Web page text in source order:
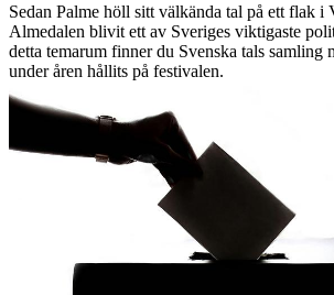
Sedan Palme höll sitt välkända tal på ett flak i
Almedalen blivit ett av Sveriges viktigaste
detta temarum finner du Svenska tals samling
under åren hållits på festivalen.